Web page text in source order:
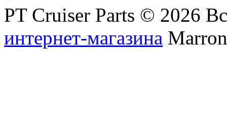
PT Cruiser Parts © 2026
интернет-магазина